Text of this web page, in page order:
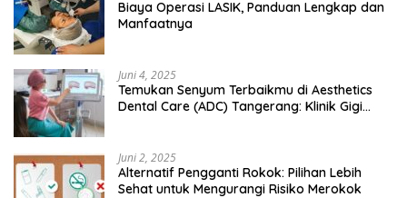
Biaya Operasi LASIK, Panduan Lengkap dan
Manfaatnya
Juni 4, 2025
Temukan Senyum Terbaikmu di Aesthetics
Dental Care (ADC) Tangerang: Klinik Gigi
Juni 2, 2025
Alternatif Pengganti Rokok: Pilihan Lebih
Sehat untuk Mengurangi Risiko Merokok